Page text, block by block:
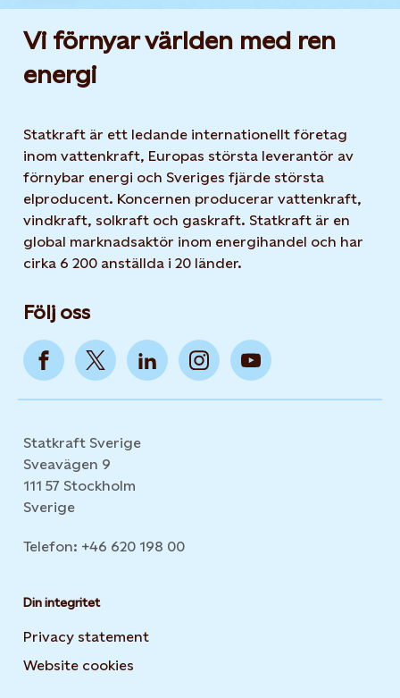
Vi förnyar världen med ren
energi
Statkraft är ett ledande internationellt företag
inom vattenkraft, Europas största leverantör av
förnybar energi och Sveriges fjärde största
elproducent. Koncernen producerar vattenkraft,
vindkraft, solkraft och gaskraft. Statkraft är en
global marknadsaktör inom energihandel och har
cirka 6 200 anställda i 20 länder.
Följ oss
Statkraft Sverige
Sveavägen 9
111 57 Stockholm
Sverige
Telefon: +46 620 198 00
Din integritet
Privacy statement
Website cookies